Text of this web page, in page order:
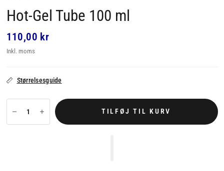
Hot-Gel Tube 100 ml
110,00 kr
Inkl. moms
Størrelsesguide
TILFØJ TIL KURV